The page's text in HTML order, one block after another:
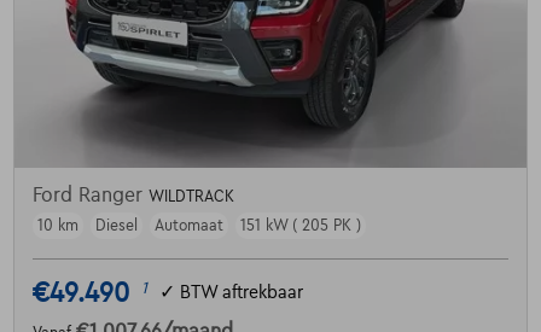
Ford Ranger WILDTRACK
10 km
Diesel Automaat 151 kW ( 205 PK )
€49.490 1 ✓ BTW aftrekbaar